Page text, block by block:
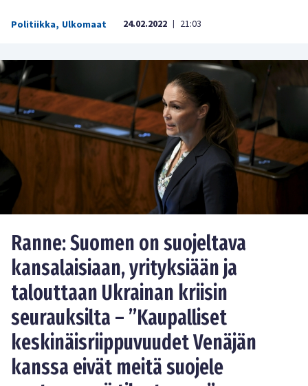
Politiikka, Ulkomaat 24.02.2022 | 21:03
Ranne: Suomen on suojeltava
kansalaisiaan, yrityksiään ja
talouttaan Ukrainan kriisin
seurauksilta – ”Kaupalliset
keskinäisriippuvuudet Venäjän
kanssa eivät meitä suojele